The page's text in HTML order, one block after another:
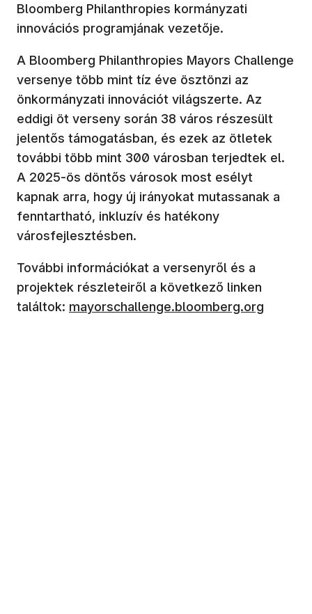
Bloomberg Philanthropies kormányzati
innovációs programjának vezetője.
A Bloomberg Philanthropies Mayors Challenge
versenye több mint tíz éve ösztönzi az
önkormányzati innovációt világszerte. Az
eddigi öt verseny során 38 város részesült
jelentős támogatásban, és ezek az ötletek
további több mint 300 városban terjedtek el.
A 2025-ös döntős városok most esélyt
kapnak arra, hogy új irányokat mutassanak a
fenntartható, inkluzív és hatékony
városfejlesztésben.
További információkat a versenyről és a
projektek részleteiről a következő linken
találtok: mayorschallenge.bloomberg.org